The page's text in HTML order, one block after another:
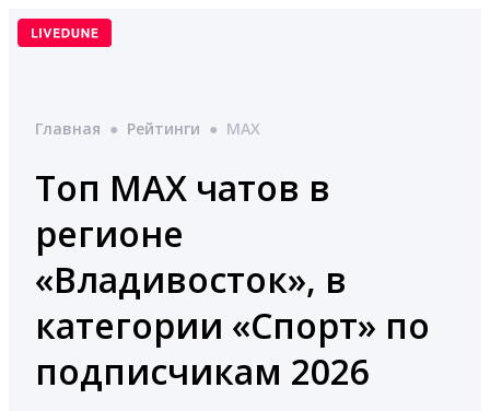
Перейти
Главная ● Рейтинги ● MAX
Топ MAX чатов в
регионе
«Владивосток», в
категории «Спорт» по
подписчикам 2026